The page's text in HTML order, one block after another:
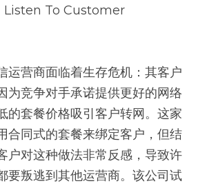
To Customer
运营商面临着生存危机：其客户
为竞争对手承诺提供更好的网络
的套餐价格吸引客户转网。这家
合同式的套餐来绑定客户，但结
户对这种做法非常反感，导致许
要叛逃到其他运营商。该公司试